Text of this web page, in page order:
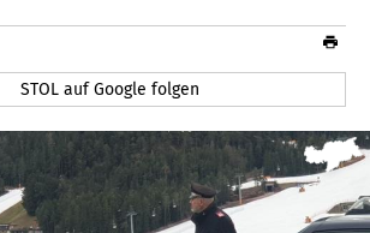
STOL auf Google folgen